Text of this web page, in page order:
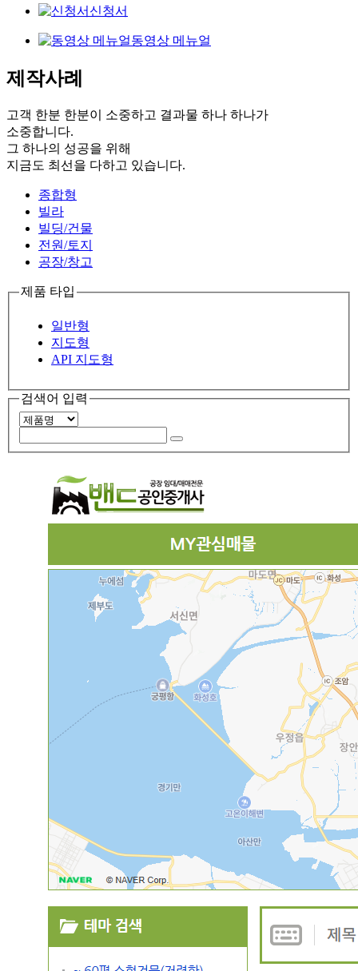
신청서
동영상 메뉴얼
제작사례
고객 한분 한분이 소중하고 결과물 하나 하나가
소중합니다.
그 하나의 성공을 위해
지금도 최선을 다하고 있습니다.
종합형
빌라
빌딩/건물
전원/토지
공장/창고
제품 타입
일반형
지도형
API 지도형
검색어 입력